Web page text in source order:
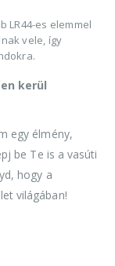
LR44-es elemmel
vele, így
kerül
egy élmény,
be Te is a vasúti
hogy a
világában!